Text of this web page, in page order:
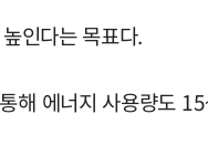
인다는 목표다.
해 에너지 사용량도